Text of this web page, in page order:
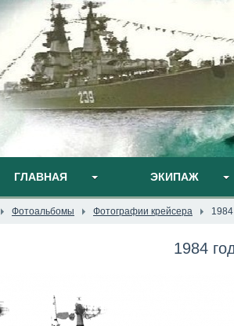
ГЛАВНАЯ ЭКИПАЖ
Фотоальбомы Фотографии крейсера
1984